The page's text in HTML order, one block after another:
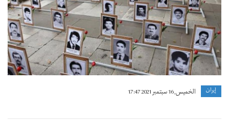
8e33-
767c2a354413_700x400.jpeg
إيران الخميس, 16 سبتمبر 2021 17:47